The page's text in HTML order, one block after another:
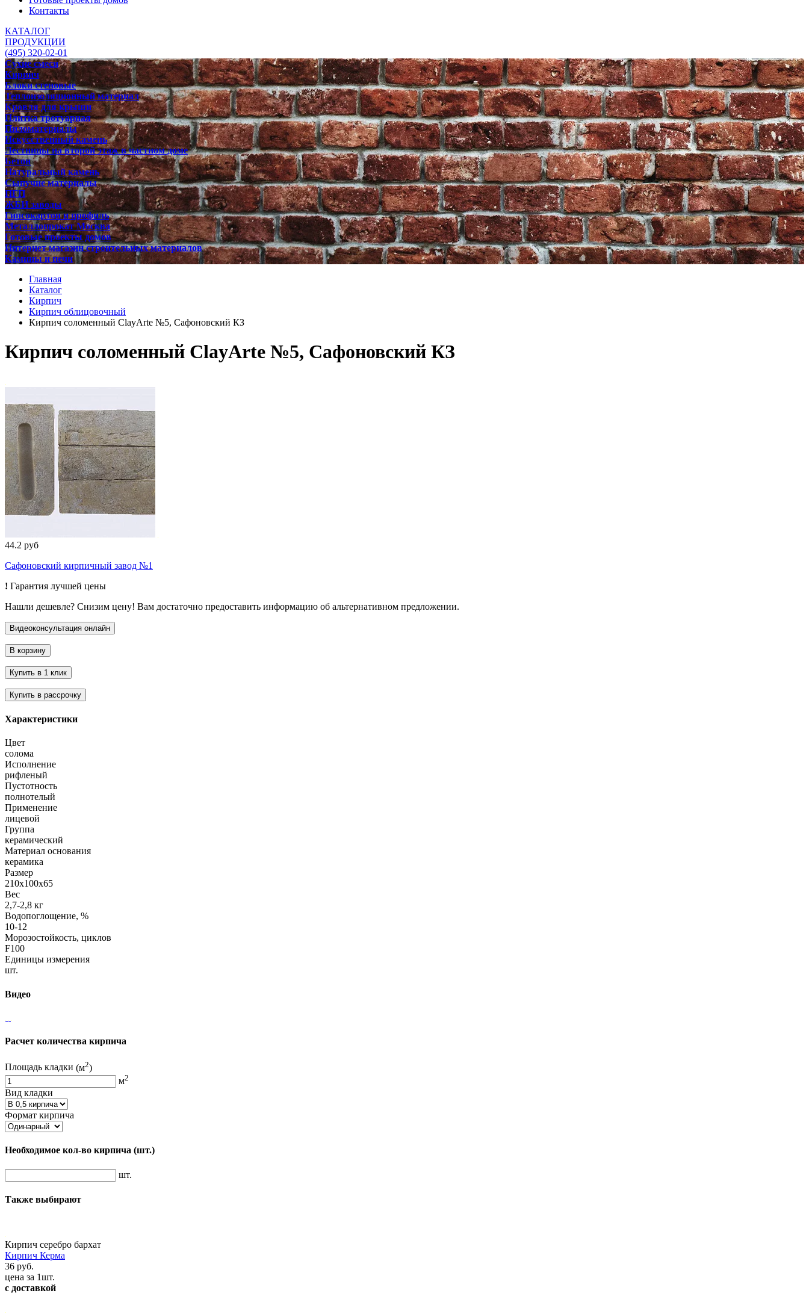
Контакты
КАТАЛОГ
ПРОДУКЦИИ
(495) 320-02-01
Сухие смеси
Кирпич
Блоки стеновые
Теплоизоляционный материал
Кровля для крыши
Плитка тротуарная
Пиломатериалы
Искусственный камень
Лестницы на второй этаж в частном доме
Бетон
Натуральный камень
Сыпучие материалы
ПГП
ЖБИ заводы
Гипсокартон и профиль
Металлопрокат Москва
Готовые проекты домов
Интернет магазин строительных материалов
Камины и печи
Главная
Каталог
Кирпич
Кирпич облицовочный
Кирпич соломенный ClayArte №5, Сафоновский КЗ
Кирпич соломенный ClayArte №5, Сафоновский КЗ
44.2 руб
Сафоновский кирпичный завод №1
! Гарантия лучшей цены
Нашли дешевле? Снизим цену! Вам достаточно предоставить информацию об альтернативном предложении.
Характеристики
Цвет
солома
Исполнение
рифленый
Пустотность
полнотелый
Применение
лицевой
Группа
керамический
Материал основания
керамика
Размер
210х100х65
Вес
2,7-2,8 кг
Водопоглощение, %
10-12
Морозостойкость, циклов
F100
Единицы измерения
шт.
Видео
Расчет количества кирпича
Площадь кладки (м2)
м2
Вид кладки
Формат кирпича
Необходимое кол-во кирпича (шт.)
шт.
Также выбирают
Кирпич серебро бархат
Кирпич Керма
36 руб.
цена за 1шт.
с доставкой